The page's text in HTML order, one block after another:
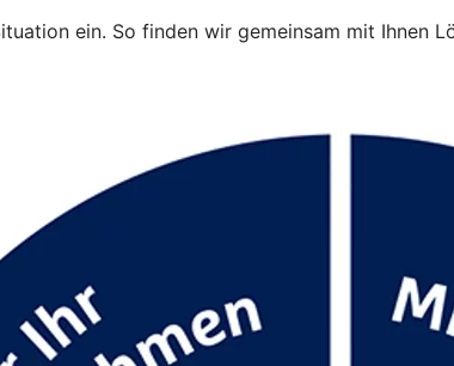
ein. So finden wir gemeinsam mit Ihnen